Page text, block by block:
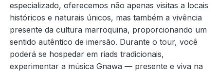
especializado, oferecemos não apenas visitas a locais
históricos e naturais únicos, mas também a vivência
presente da cultura marroquina, proporcionando um
sentido autêntico de imersão. Durante o tour, você
poderá se hospedar em riads tradicionais,
experimentar a música Gnawa — presente e viva na